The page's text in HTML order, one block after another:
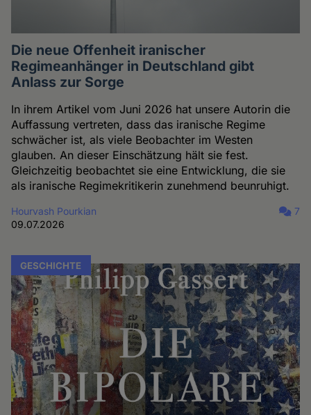
Die neue Offenheit iranischer
Regimeanhänger in Deutschland gibt
Anlass zur Sorge
In ihrem Artikel vom Juni 2026 hat unsere Autorin die
Auffassung vertreten, dass das iranische Regime
schwächer ist, als viele Beobachter im Westen
glauben. An dieser Einschätzung hält sie fest.
Gleichzeitig beobachtet sie eine Entwicklung, die sie
als iranische Regimekritikerin zunehmend beunruhigt.
Hourvash Pourkian
09.07.2026
7
GESCHICHTE